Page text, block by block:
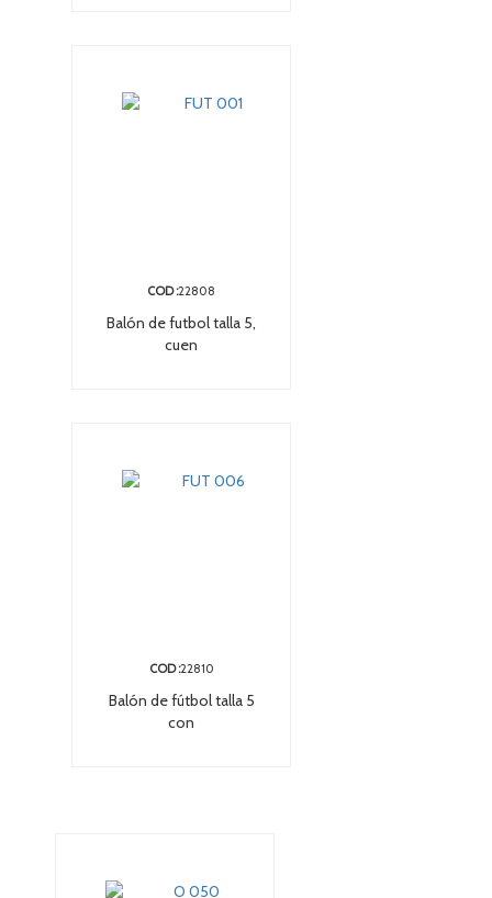
COD :22808
Balón de futbol talla 5,
cuen
COD :22810
Balón de fútbol talla 5
con